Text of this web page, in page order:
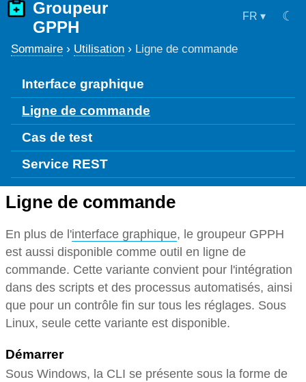
Groupeur
GPPH
FR ▾ ☾
Sommaire › Utilisation › Ligne de commande
Interface graphique
Ligne de commande
Cas de test
Service REST
Ligne de commande
En plus de l'interface graphique, le groupeur GPPH
est aussi disponible comme outil en ligne de
commande. Cette variante convient pour l'intégration
dans des scripts et des processus automatisés, ainsi
que pour un contrôle fin sur tous les réglages. Sous
Linux, seule cette variante est disponible.
Démarrer
Sous Windows, la CLI se présente sous la forme de